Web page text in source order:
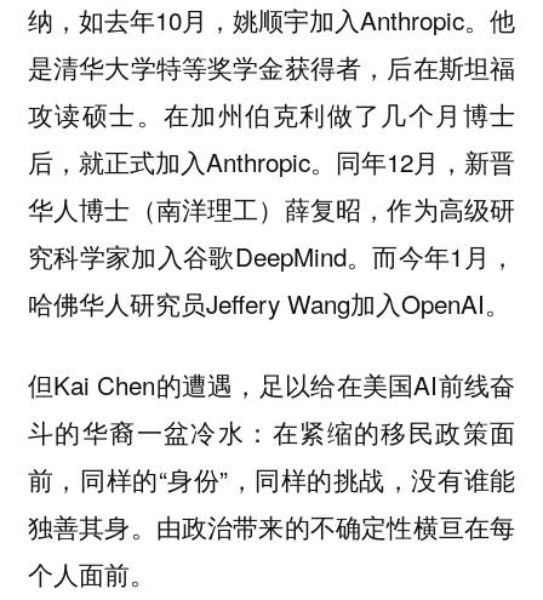
纳， 如去年10月，姚顺宇加入Anthropic。他
是清华大学特等奖学金获得者，后在斯坦福
攻读硕士。在加州伯克利做了几个月博士
后，就正式加入Anthropic。同年12月，新晋
华人博士（南洋理工）薛复昭，作为高级研
究科学家加入谷歌DeepMind。而今年1月，
哈佛华人研究员Jeffery Wang加入OpenAI。
但Kai Chen的遭遇，足以给在美国AI前线奋
斗的华裔一盆冷水：在紧缩的移民政策面
前，同样的“身份”，同样的挑战，没有谁能
独善其身。由政治带来的不确定性横亘在每
个人面前。